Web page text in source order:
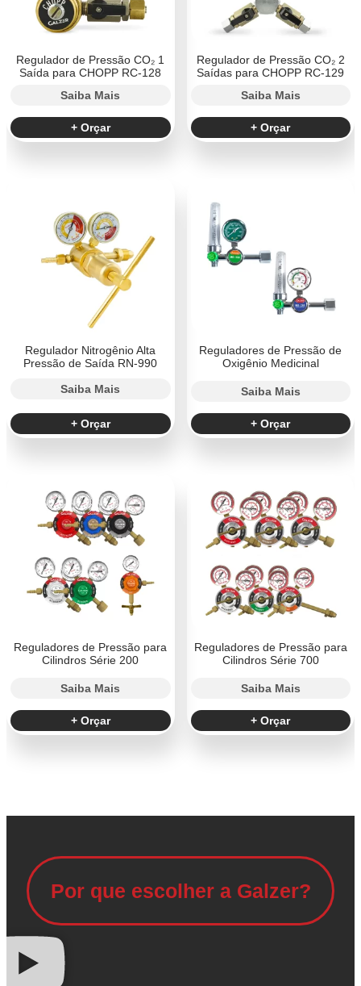
Regulador de Pressão CO₂ 1
Saída para CHOPP RC-128
Saiba Mais
+ Orçar
Regulador de Pressão CO₂ 2
Saídas para CHOPP RC-129
Saiba Mais
+ Orçar
Regulador Nitrogênio Alta
Pressão de Saída RN-990
Saiba Mais
+ Orçar
Reguladores de Pressão de
Oxigênio Medicinal
Saiba Mais
+ Orçar
Reguladores de Pressão para
Cilindros Série 200
Saiba Mais
+ Orçar
Reguladores de Pressão para
Cilindros Série 700
Saiba Mais
+ Orçar
Por que escolher a Galzer?